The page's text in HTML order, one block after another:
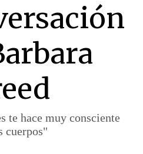
te hace muy consciente
cuerpos"